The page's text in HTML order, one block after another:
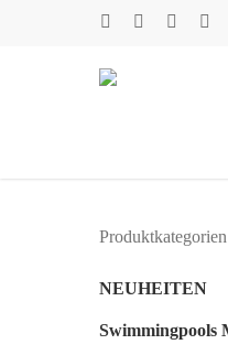
Produktkategorien
NEUHEITEN
Swimmingpools